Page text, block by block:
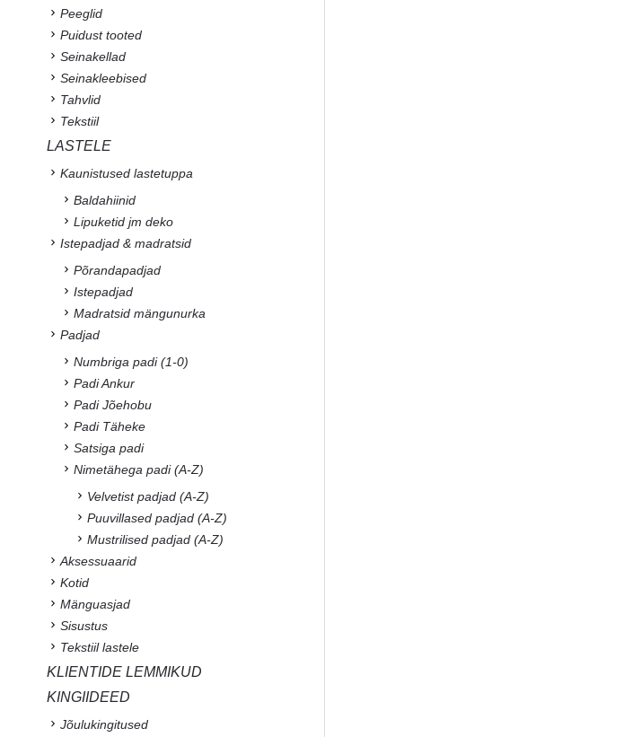
Peeglid
Puidust tooted
Seinakellad
Seinakleebised
Tahvlid
Tekstiil
LASTELE
Kaunistused lastetuppa
Baldahiinid
Lipuketid jm deko
Istepadjad & madratsid
Põrandapadjad
Istepadjad
Madratsid mängunurka
Padjad
Numbriga padi (1-0)
Padi Ankur
Padi Jõehobu
Padi Täheke
Satsiga padi
Nimetähega padi (A-Z)
Velvetist padjad (A-Z)
Puuvillased padjad (A-Z)
Mustrilised padjad (A-Z)
Aksessuaarid
Kotid
Mänguasjad
Sisustus
Tekstiil lastele
KLIENTIDE LEMMIKUD
KINGIIDEED
Jõulukingitused